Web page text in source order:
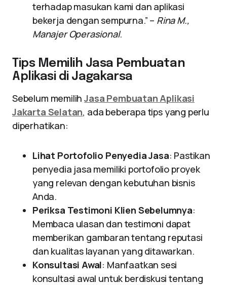
terhadap masukan kami dan aplikasi
bekerja dengan sempurna.” – Rina M.,
Manajer Operasional.
Tips Memilih Jasa Pembuatan
Aplikasi di Jagakarsa
Sebelum memilihJasa Pembuatan Aplikasi
Jakarta Selatan, ada beberapa tips yang perlu
diperhatikan:
Lihat Portofolio Penyedia Jasa: Pastikan
penyedia jasa memiliki portofolio proyek
yang relevan dengan kebutuhan bisnis
Anda.
Periksa Testimoni Klien Sebelumnya:
Membaca ulasan dan testimoni dapat
memberikan gambaran tentang reputasi
dan kualitas layanan yang ditawarkan.
Konsultasi Awal: Manfaatkan sesi
konsultasi awal untuk berdiskusi tentang